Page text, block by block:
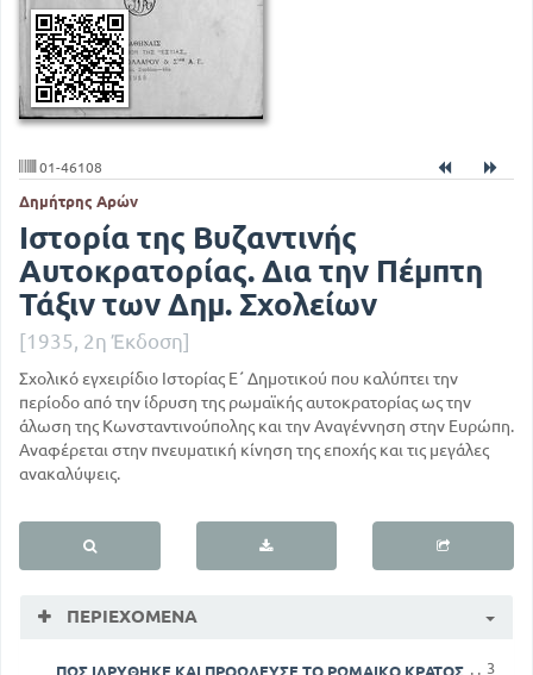
01-46108
Δημήτρης Αρών
Ιστορία της Βυζαντινής
Αυτοκρατορίας. Δια την Πέμπτη
Τάξιν των Δημ. Σχολείων
[1935, 2η Έκδοση]
Σχολικό εγχειρίδιο Ιστορίας Ε΄ Δημοτικού που καλύπτει την
περίοδο από την ίδρυση της ρωμαϊκής αυτοκρατορίας ως την
άλωση της Κωνσταντινούπολης και την Αναγέννηση στην Ευρώπη.
Αναφέρεται στην πνευματική κίνηση της εποχής και τις μεγάλες
ανακαλύψεις.
ΠΕΡΙΕΧΌΜΕΝΑ
ΠΩΣ ΙΔΡΥΘΗΚΕ ΚΑΙ ΠΡΟΩΔΕΥΣΕ ΤΟ ΡΩΜΑΙΚΟ ΚΡΑΤΟΣ
3